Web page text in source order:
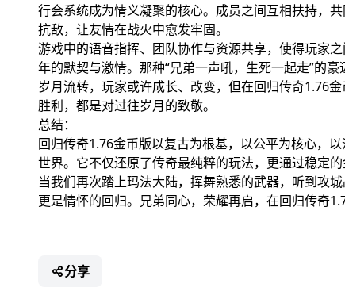
行会系统成为情义凝聚的核心。成员之间互相扶持，
抗敌，让友情在战火中愈发牢固。
游戏中的语音指挥、团队协作与资源共享，使得玩家
年的默契与激情。那种“兄弟一声吼，生死一起走”的豪
岁月流转，玩家或许成长、改变，但在回归传奇1.76
胜利，都是对过往岁月的致敬。
总结：
回归传奇1.76金币版以复古为根基，以公平为核心，
世界。它不仅还原了传奇最纯粹的玩法，更通过稳定
当我们再次踏上玛法大陆，挥舞熟悉的武器，听到攻
更是情怀的回归。兄弟同心，荣耀再启，在回归传奇
分享